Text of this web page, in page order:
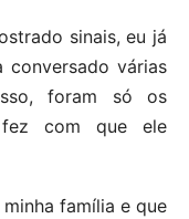
sinais, eu já
várias
foram só os
fez com que ele
família e que